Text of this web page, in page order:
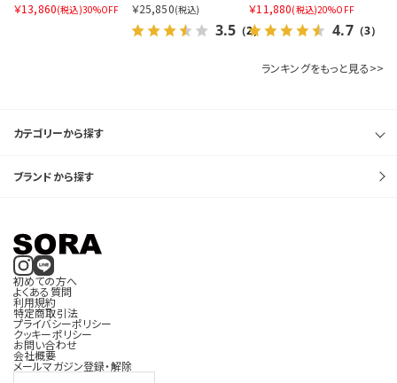
円 〜 円
商品ステータスを指定する
￥13,860(税込)30%OFF
￥25,850(税込)
3.5 （2）
￥11,880(税込)20%OFF
4.7（3）
ランキングをもっと見る>>
カテゴリーから探す
ブランドから探す
初めての方へ
よくある質問
利用規約
特定商取引法
プライバシーポリシー
クッキーポリシー
お問い合わせ
会社概要
メールマガジン登録・解除